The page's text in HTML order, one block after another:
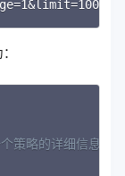
// 分
策略的详细信息 */